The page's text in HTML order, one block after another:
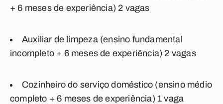
+ 6 meses de experiência) 2 vagas
Auxiliar de limpeza(ensino fundamental
incompleto + 6 meses de experiência) 2 vagas
Cozinheiro do serviço doméstico (ensino médio
completo + 6 meses de experiência) 1 vaga